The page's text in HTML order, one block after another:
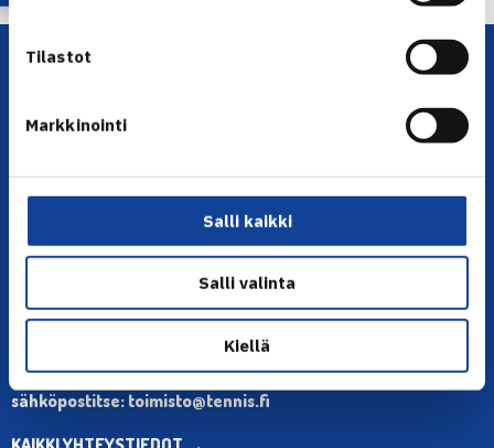
Tilastot
Markkinointi
Salli kaikki
Salli valinta
Kiellä
Toimiston puhelinajat:
Muina aikoina olkaa yhteydessä
sähköpostitse: toimisto@tennis.fi